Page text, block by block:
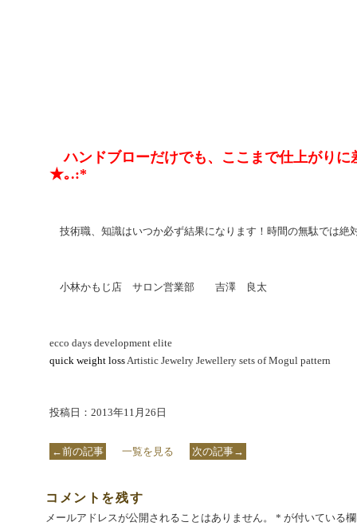
ハンドブローだけでも、ここまで仕上がり
★｡.:*
技術職、知識はいつか必ず結果になります！時間の無駄では絶
小林かもじ店 サロン営業部 吉澤 良太
ecco days development elite
quick weight loss Artistic Jewelry Jewellery sets of Mogul pattern
投稿日：2013年11月26日
←前の記事 一覧を見る 次の記事→
コメントを残す
メールアドレスが公開されることはありません。 * が付いている